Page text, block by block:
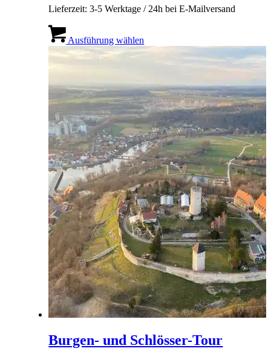
Lieferzeit:3-5 Werktage / 24h bei E-Mailversand
Ausführung wählen
weist
auf.
Die
Optionen
können
auf
der
Produktseite
gewählt
werden
Burgen- und Schlösser-Tour